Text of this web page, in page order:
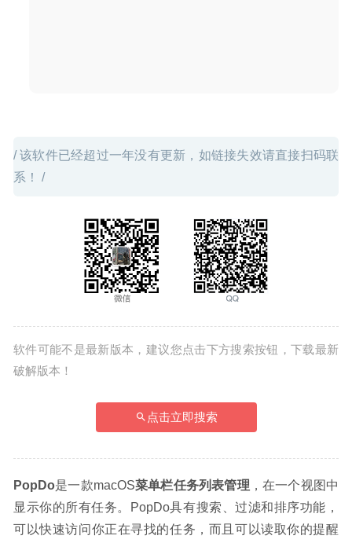
/ 该软件已经超过一年没有更新，如链接失效请直接扫码联
系！ /
软件可能不是最新版本，建议您点击下方搜索按钮，下载最新
破解版本！
点击立即搜索
PopDo是一款macOS菜单栏任务列表管理 ，在一个视图中
显示你的所有任务。PopDo具有搜索、过滤和排序功能，
可以快速访问你正在寻找的任务，而且可以读取你的提醒